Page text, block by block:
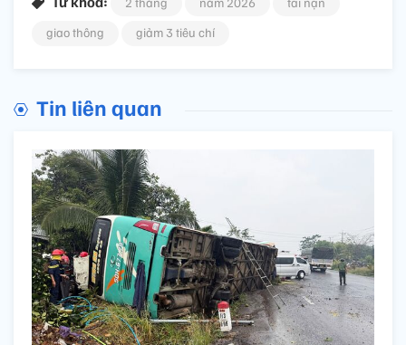
giao thông
giảm 3 tiêu chí
Tin liên quan